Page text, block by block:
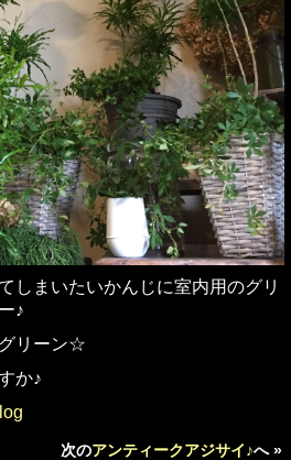
しまいたいかんじに室内用のグリ
♪
リーン☆
か♪
次のアンティークアジサイ♪へ »